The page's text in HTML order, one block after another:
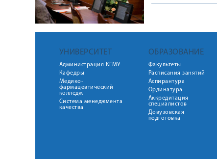
УНИВЕРСИТЕТ
Администрация КГМУ
Кафедры
Медико-
фармацевтический
колледж
Система менеджмента
качества
ОБРАЗОВАНИЕ
Факультеты
Расписания занятий
Аспирантура
Ординатура
Аккредитация
специалистов
Довузовская
подготовка